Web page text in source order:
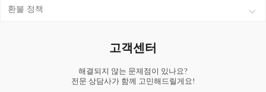
환불 정책
고객센터
해결되지 않는 문제점이 있나요?
전문 상담사가 함께 고민해드릴게요!